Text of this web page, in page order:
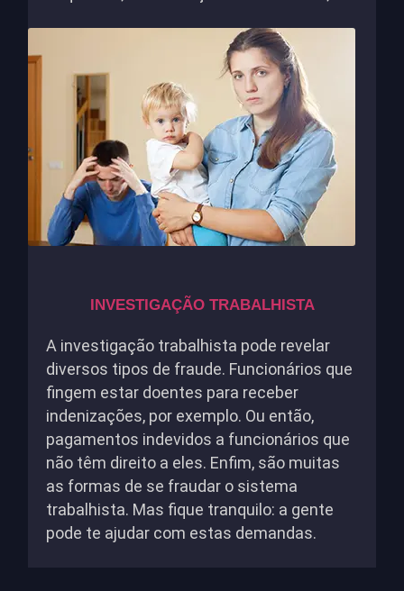
INVESTIGAÇÃO TRABALHISTA
A investigação trabalhista pode revelar
diversos tipos de fraude. Funcionários que
fingem estar doentes para receber
indenizações, por exemplo. Ou então,
pagamentos indevidos a funcionários que
não têm direito a eles. Enfim, são muitas
as formas de se fraudar o sistema
trabalhista. Mas fique tranquilo: a gente
pode te ajudar com estas demandas.